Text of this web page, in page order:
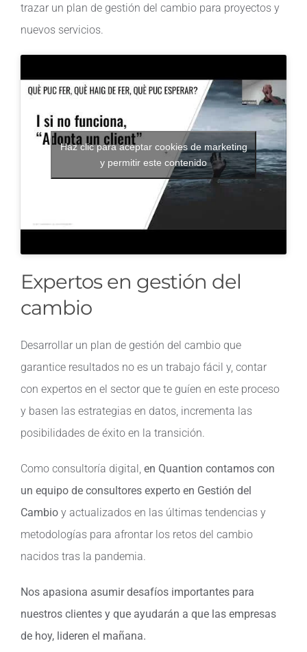
trazar un plan de gestión del cambio para proyectos y
nuevos servicios.
Haz clic para aceptar cookies de marketing
y permitir este contenido
Expertos en gestión del
cambio
Desarrollar un plan de gestión del cambio que
garantice resultados no es un trabajo fácil y, contar
con expertos en el sector que te guíen en este proceso
y basen las estrategias en datos, incrementa las
posibilidades de éxito en la transición.
Como consultoría digital, en Quantion contamos con
un equipo de consultores experto en Gestión del
Cambio y actualizados en las últimas tendencias y
metodologías para afrontar los retos del cambio
nacidos tras la pandemia.
Nos apasiona asumir desafíos importantes para
nuestros clientes y que ayudarán a que las empresas
de hoy, lideren el mañana.